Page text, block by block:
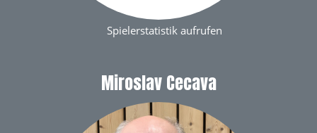
Spielerstatistik aufrufen
Miroslav Cecava